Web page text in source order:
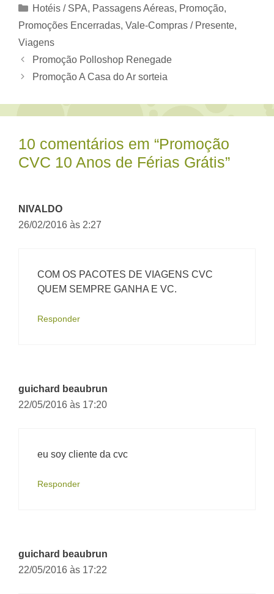
Categorias
Hotéis / SPA, Passagens Aéreas, Promoção,
Promoções Encerradas, Vale-Compras / Presente,
Viagens
Promoção Polloshop Renegade
Promoção A Casa do Ar sorteia
10 comentários em “Promoção
CVC 10 Anos de Férias Grátis”
NIVALDO
26/02/2016 às 2:27
COM OS PACOTES DE VIAGENS CVC
QUEM SEMPRE GANHA E VC.
Responder
guichard beaubrun
22/05/2016 às 17:20
eu soy cliente da cvc
Responder
guichard beaubrun
22/05/2016 às 17:22